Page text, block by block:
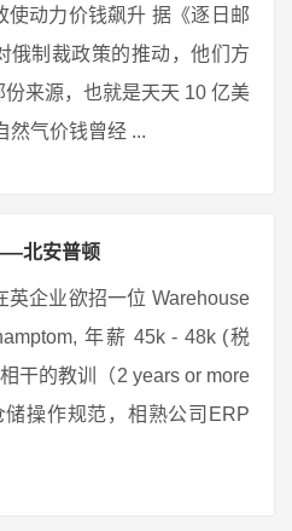
使动力价钱飙升 据《逐日邮
俄制裁政策的推动，他们方
来源，也就是天天 10 亿美
然气价钱曾经 ...
北安普顿
英企业欲招一位 Warehouse
年薪 45k - 48k (税
干的教训（2 years or more
储操作规范，相熟公司ERP